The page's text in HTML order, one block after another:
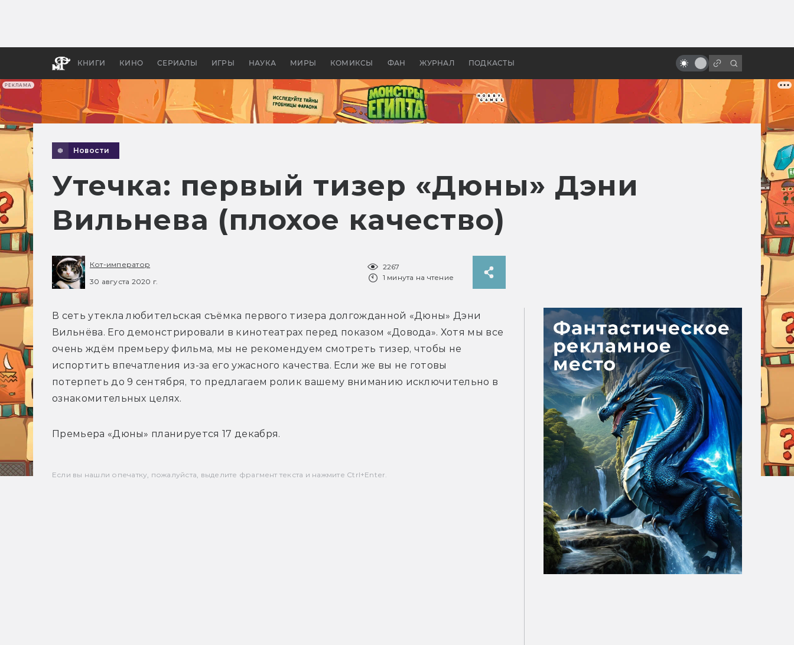
РЕКЛАМА
КНИГИ КИНО СЕРИАЛЫ ИГРЫ НАУКА МИРЫ КОМИКСЫ ФАН ЖУРНАЛ ПОДКАСТЫ
бы «Властелина колец»
Древней Грецией
что вымысел
Новости
Утечка: первый тизер «Дюны» Дэни
Вильнева (плохое качество)
Кот-император
30 августа 2020 г.
2267
1 минута на чтение
В сеть утекла любительская съёмка первого тизера долгожданной «Дюны» Дэни
Вильнёва. Его демонстрировали в кинотеатрах перед показом «Довода». Хотя мы все
очень ждём премьеру фильма, мы не рекомендуем смотреть тизер, чтобы не
испортить впечатления из-за его ужасного качества. Если же вы не готовы
потерпеть до 9 сентября, то предлагаем ролик вашему вниманию исключительно в
ознакомительных целях.
Премьера «Дюны» планируется 17 декабря.
Если вы нашли опечатку, пожалуйста, выделите фрагмент текста и нажмите Ctrl+Enter.